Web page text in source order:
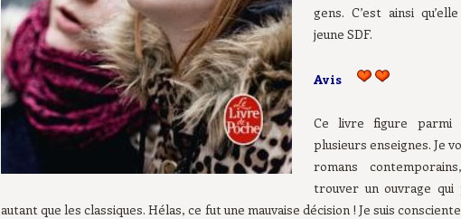
gens. C’est ainsi
jeune SDF.
Avis
Ce livre figure parmi
plusieurs enseignes. Je
romans
trouver un ouvrage qui
autant que les classiques. Hélas, ce fut une mauvaise décision ! Je suis